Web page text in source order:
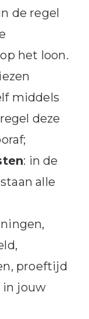
de regel
het loon.
middels
deze
: in de
alle
proeftijd
in jouw